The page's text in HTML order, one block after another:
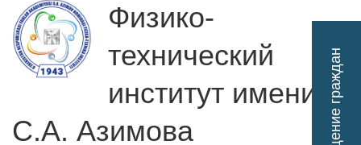
Физико-
технический
институт имени
С.А. Азимова